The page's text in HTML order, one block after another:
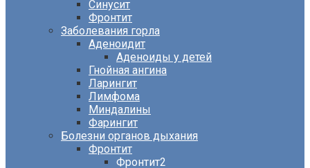
Синусит
Фронтит
Заболевания горла
Аденоидит
Аденоиды у детей
Гнойная ангина
Ларингит
Лимфома
Миндалины
Фарингит
Болезни органов дыхания
Фронтит
Фронтит2